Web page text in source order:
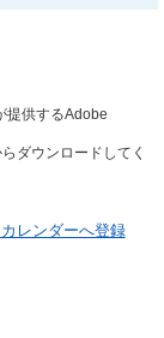
提供するAdobe
ダウンロードしてく
レンダーへ登録